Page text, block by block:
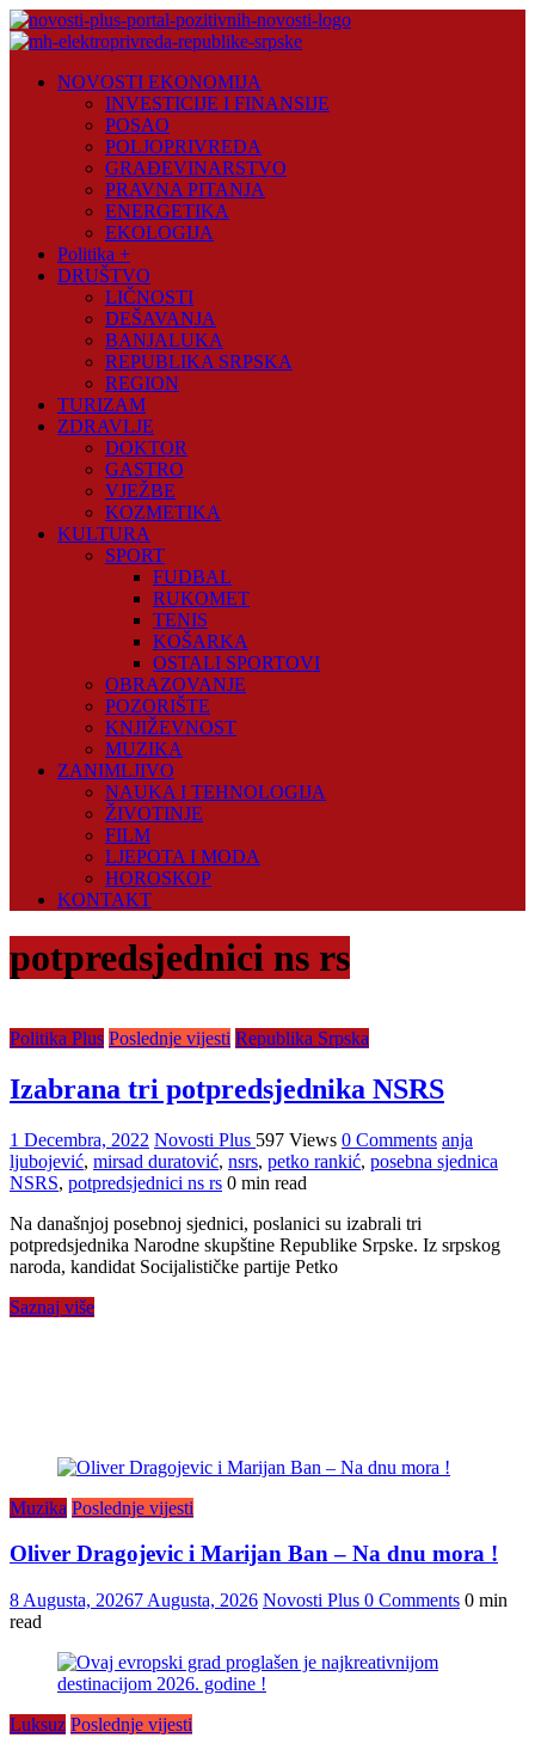
Skip
to
Plus
NOVOSTI EKONOMIJA
INVESTICIJE I FINANSIJE
POSAO
POLJOPRIVREDA
GRAĐEVINARSTVO
PRAVNA PITANJA
ENERGETIKA
EKOLOGIJA
Politika +
DRUŠTVO
LIČNOSTI
DEŠAVANJA
BANJALUKA
REPUBLIKA SRPSKA
REGION
TURIZAM
ZDRAVLJE
DOKTOR
GASTRO
VJEŽBE
KOZMETIKA
KULTURA
SPORT
FUDBAL
RUKOMET
TENIS
KOŠARKA
OSTALI SPORTOVI
OBRAZOVANJE
POZORIŠTE
KNJIŽEVNOST
MUZIKA
ZANIMLJIVO
NAUKA I TEHNOLOGIJA
ŽIVOTINJE
FILM
LJEPOTA I MODA
HOROSKOP
KONTAKT
potpredsjednici ns rs
Politika Plus Poslednje vijesti Republika Srpska
Izabrana tri potpredsjednika NSRS
1 Decembra, 2022 Novosti Plus 597 Views 0 Comments anja
ljubojević, mirsad duratović, nsrs, petko rankić, posebna sjednica
NSRS, potpredsjednici ns rs 0 min read
Na današnjoj posebnoj sjednici, poslanici su izabrali tri
potpredsjednika Narodne skupštine Republike Srpske. Iz srpskog
naroda, kandidat Socijalističke partije Petko
Saznaj više
Muzika Poslednje vijesti
Oliver Dragojevic i Marijan Ban – Na dnu mora !
8 Augusta, 20267 Augusta, 2026 Novosti Plus 0 Comments 0 min
read
Luksuz Poslednje vijesti